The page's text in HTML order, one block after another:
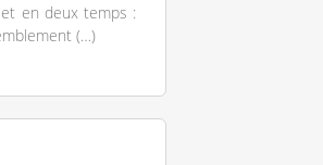
en deux temps :
(…)